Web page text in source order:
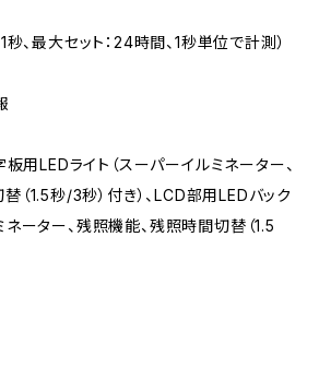
秒、最大セット：24時間、1秒単位で計測）
板用LEDライト（スーパーイルミネーター、
（1.5秒/3秒）付き）、LCD部用LEDバック
ネーター、残照機能、残照時間切替（1.5